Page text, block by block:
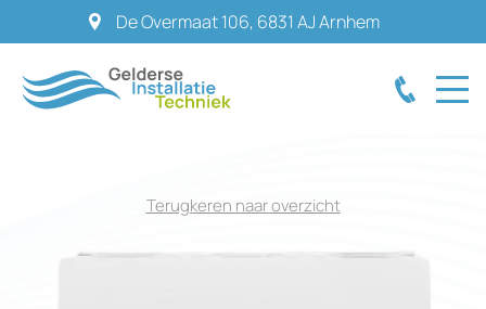
De Overmaat 106, 6831 AJArnhem
Terugkeren naar overzicht